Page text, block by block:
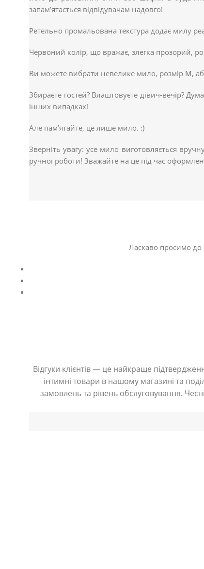
запам’ятається відвідувачам надовго!
Ретельно промальована текстура додає милу
Червоний колір, що вражає, злегка прозорий,
Ви можете вибрати невелике мило, розмір М,
Збираєте гостей? Влаштовуєте дівич-вечір?
інших випадках!
Але пам’ятайте, це лише мило. :)
Зверніть увагу: усе мило виготовляється
ручної роботи! Зважайте на це під час
Ласкаво просимо до
Відгуки клієнтів — це найкраще
інтимні товари в нашому магазині та
замовлень та рівень обслуговування.